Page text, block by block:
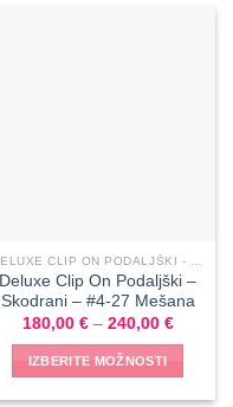
Deluxe Clip On Podaljški –
Skodrani – #4-27 Mešana
180,00 €– 240,00 €
IZBERITE MOŽNOSTI